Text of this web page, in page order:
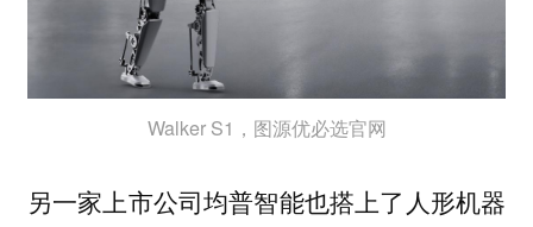
Walker S1，图源优必选官网
另一家上市公司均普智能也搭上了人形机器